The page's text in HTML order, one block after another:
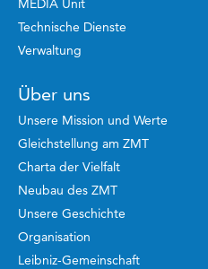
MEDIA Unit
Technische Dienste
Verwaltung
Über uns
Unsere Mission und Werte
Gleichstellung am ZMT
Charta der Vielfalt
Neubau des ZMT
Unsere Geschichte
Organisation
Leibniz-Gemeinschaft